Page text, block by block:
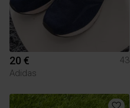
20 €
43
Adidas